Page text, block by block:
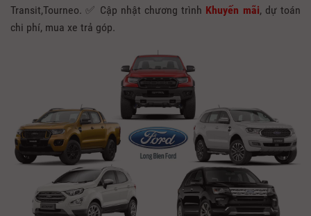
Transit,Tourneo. ✅ Cập nhật chương trình Khuyến mãi, dự toán
chi phí, mua xe trả góp.